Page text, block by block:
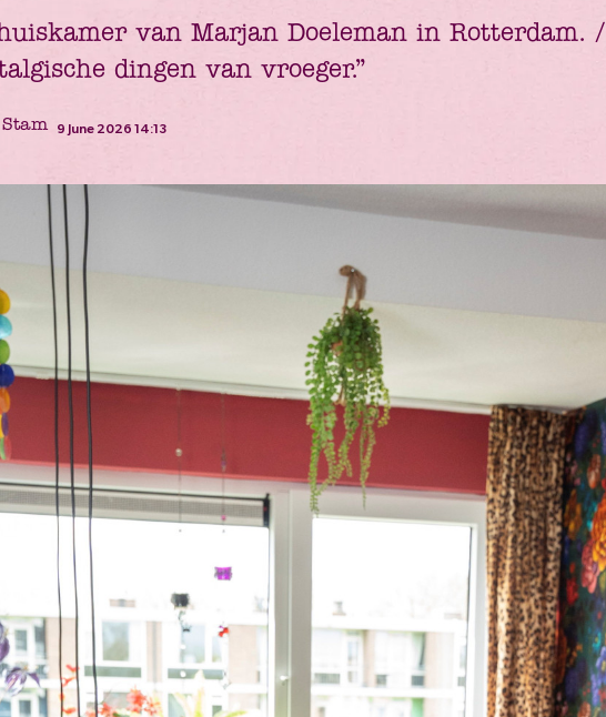
van Marjan Doeleman in Rotterdam.
dingen van vroeger.”
9 June 2026 14:13